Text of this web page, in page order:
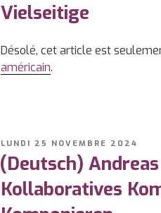
Vielseitige
Désolé, cet article est
américain.
PUBLIÉ
LE
LUNDI 25 NOVEMBRE 2024
(Deutsch)
Kollaboratives